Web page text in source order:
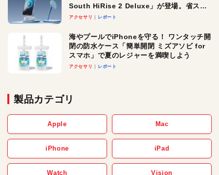
South HiRise 2 Deluxe」が登場。省スペ
ースでおしゃれに充電したい人にオスス
アクセサリ レポート
海やプールでiPhoneを守る！ ワンタッチ開
閉の防水ケース「簡単開閉 ミズアソビ for
スマホ」で夏のレジャーを満喫しよう
アクセサリ レポート
製品カテゴリ
Apple Mac
iPhone iPad
Watch Vision